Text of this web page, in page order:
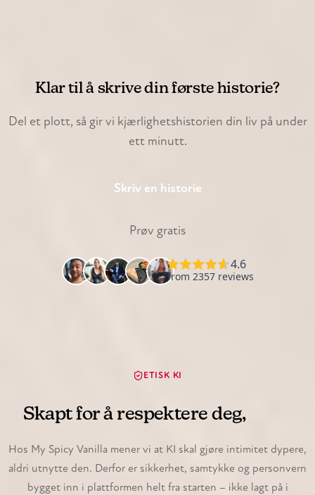
Klar til å skrive din første historie?
Del et plott, så gir vi kjærlighetshistorien din liv på under
ett minutt.
Skriv en historie
Prøv gratis
ETISK KI
Skapt for å respektere deg,
Hos My Spicy Vanilla mener vi at KI skal gjøre intimitet dypere,
aldri utnytte den. Derfor er sikkerhet, samtykke og personvern
bygget inn i plattformen helt fra starten – ikke lagt på i